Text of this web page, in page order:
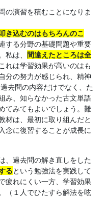
の演習を積むことになりま
き込むのはもちろんのこ
する分野の基礎問題や重要
私は、 間違えたところは全
れは学習効果が高いのはも
分の努力が感じられ、精神
去問の内容だけでなく、た
み、知らなかった古文単語
てみてもよいでしょう。難
材は、最初に取り組んだと
念に復習することが成長に
、過去問の解き直しをした
るという勉強法を実践して
疲れにくい一方、学習効果
（１人でひたすら解法を呟